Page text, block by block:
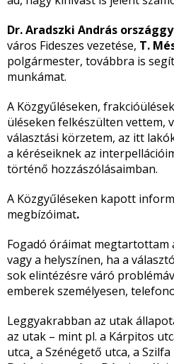
Dr. Aradszki András
város Fideszes vezetése, T.
polgármester, továbbra is
munkámat.
A Közgyűléseken,
üléseken felkészülten vettem,
választási körzetem, az itt
a kéréseiknek az
történő hozzászólásaimban.
A Közgyűléseken kapott
megbízóimat.
Fogadó óráimat megtartottam
vagy a helyszínen, ha a
sok elintézésre váró
emberek személyesen,
Leggyakrabban az utak
az utak – mint pl. a Kárpitos
utca¸ a Szénégető utca, a